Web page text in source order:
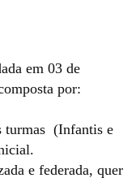
em 03 de
por:
turmas (Infantis e
e federada, quer